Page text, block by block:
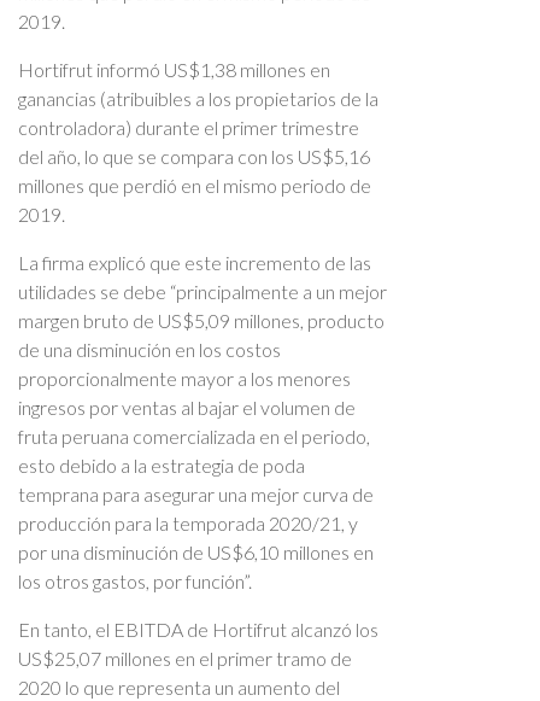
2019.
Hortifrut informó US$1,38 millones en
ganancias (atribuibles a los propietarios de la
controladora) durante el primer trimestre
del año, lo que se compara con los US$5,16
millones que perdió en el mismo periodo de
2019.
La firma explicó que este incremento de las
utilidades se debe “principalmente a un mejor
margen bruto de US$5,09 millones, producto
de una disminución en los costos
proporcionalmente mayor a los menores
ingresos por ventas al bajar el volumen de
fruta peruana comercializada en el periodo,
esto debido a la estrategia de poda
temprana para asegurar una mejor curva de
producción para la temporada 2020/21, y
por una disminución de US$6,10 millones en
los otros gastos, por función”.
En tanto, el EBITDA de Hortifrut alcanzó los
US$25,07 millones en el primer tramo de
2020 lo que representa un aumento del